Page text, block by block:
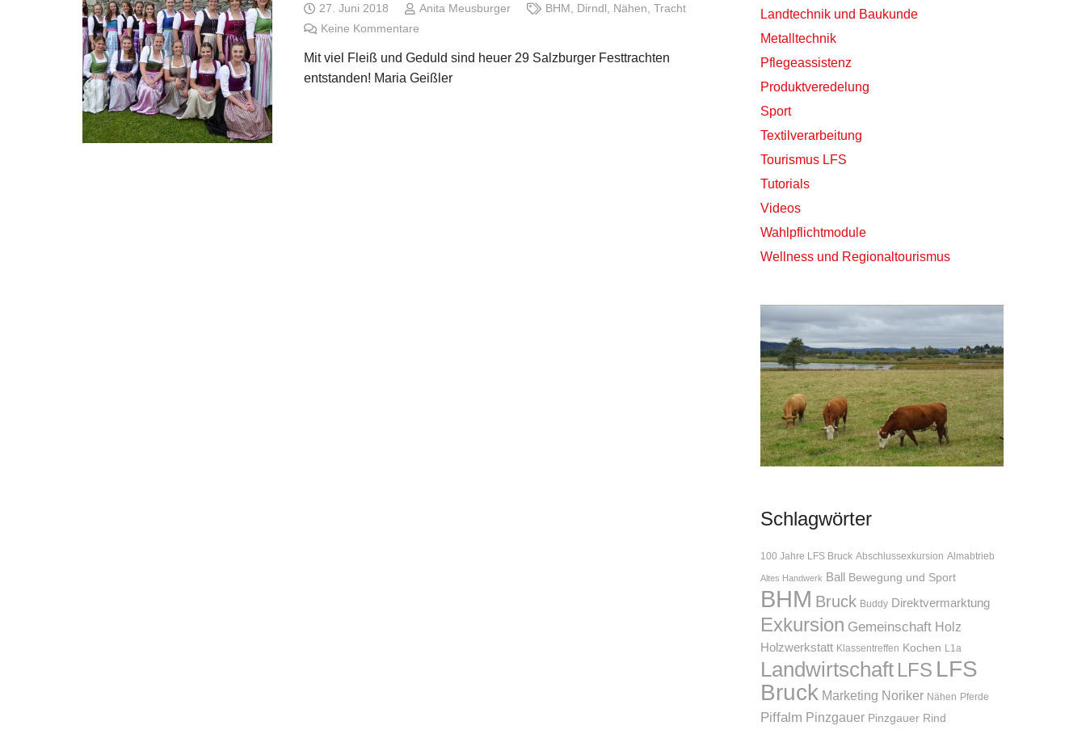
27. Juni 2018 Anita Meusburger BHM Dirndl Nähen ,Tracht
Keine Kommentare
Mit viel Fleiß und Geduld sind heuer 29 Salzburger Festtrachten
entstanden! Maria Geißler
Landtechnik und Baukunde
Metalltechnik
Pflegeassistenz
Produktveredelung
Sport
Textilverarbeitung
Tourismus LFS
Tutorials
Videos
Wahlpflichtmodule
Wellness und Regionaltourismus
Schlagwörter
100 Jahre LFS Bruck Abschlussexkursion Almabtrieb
Altes Handwerk Ball Bewegung und Sport
BHM Bruck Buddy Direktvermarktung
Exkursion Gemeinschaft Holz
Holzwerkstatt Klassentreffen Kochen L1a
Landwirtschaft LFS LFS
Bruck Marketing Noriker Nähen Pferde
Piffalm Pinzgauer Pinzgauer Rind